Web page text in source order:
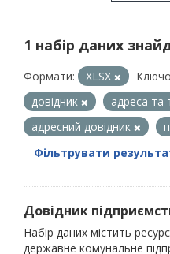
1 набір даних
Формати: XLSX
довідник
адреса та
адресний довідник
Фільтрувати
Довідник
Набір даних містить
державне комунальне